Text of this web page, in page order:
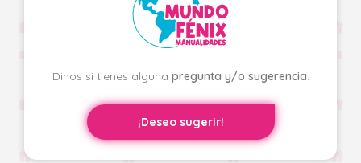
Dinos si tienes alguna pregunta y/o sugerencia.
¡Deseo sugerir!